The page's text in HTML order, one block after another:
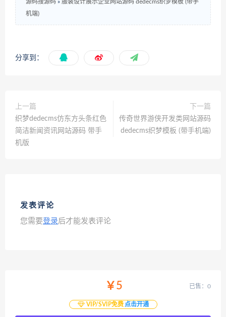
源码搜源码 » 服装设计展示企业网站源码 dedecms织梦模板 (带手
机端)
分享到：
上一篇
织梦dedecms仿东方头条红色
简洁新闻资讯网站源码 带手
机版
下一篇
传奇世界游侠开发类网站源码
dedecms织梦模板 (带手机端)
发表评论
您需要登录后才能发表评论
￥5
VIP/SVIP免费 点击开通
已售：0